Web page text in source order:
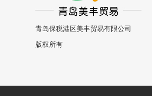
青岛保税港区美丰贸易有限公司
版权所有